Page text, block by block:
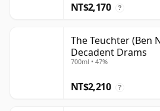
NT$2,170 ?
The Teuchter (Ben
Decadent Drams
700ml • 47%
NT$2,210 ?